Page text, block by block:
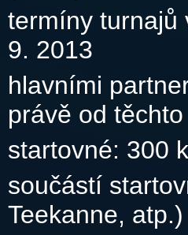
termíny turnajů
9. 2013
hlavními
právě od
startovné: 300
součástí
Teekanne, atp.)